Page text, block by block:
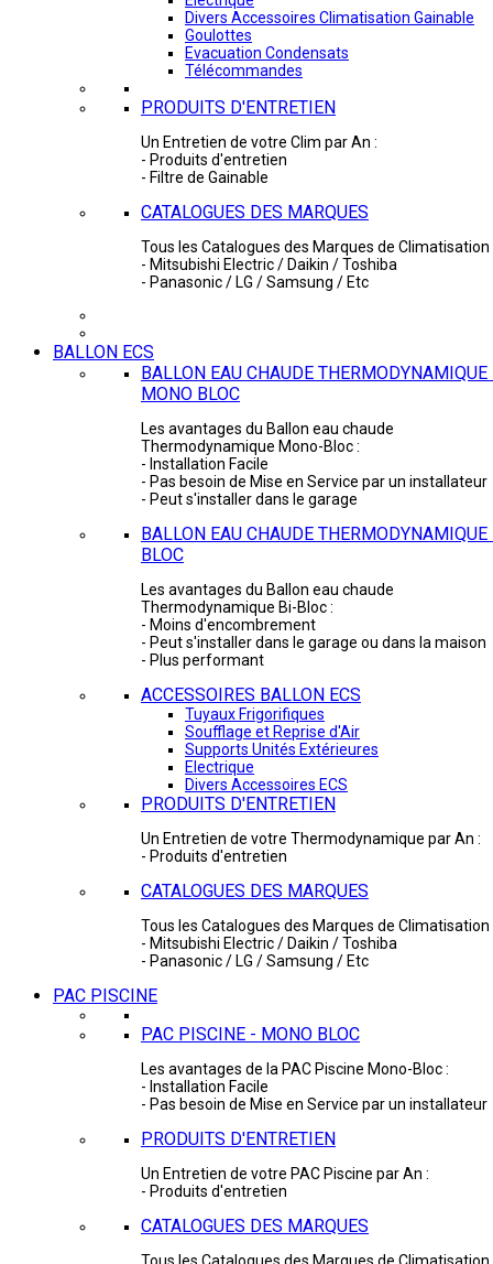
Divers Accessoires Climatisation Gainable
Goulottes
Evacuation Condensats
Télécommandes
PRODUITS D'ENTRETIEN
Un Entretien de votre Clim par An :
- Produits d'entretien
- Filtre de Gainable
CATALOGUES DES MARQUES
Tous les Catalogues des Marques de Climatisation
- Mitsubishi Electric / Daikin / Toshiba
- Panasonic / LG / Samsung / Etc
BALLON ECS
BALLON EAU CHAUDE THERMODYNAMIQUE
MONO BLOC
Les avantages du Ballon eau chaude
Thermodynamique Mono-Bloc :
- Installation Facile
- Pas besoin de Mise en Service par un installateur
- Peut s'installer dans le garage
BALLON EAU CHAUDE
BLOC
Les avantages du Ballon eau chaude
Thermodynamique Bi-Bloc :
- Moins d'encombrement
- Peut s'installer dans le garage ou dans la maison
- Plus performant
ACCESSOIRES BALLON ECS
Tuyaux Frigorifiques
Soufflage et Reprise d'Air
Supports Unités Extérieures
Electrique
Divers Accessoires ECS
PRODUITS D'ENTRETIEN
Un Entretien de votre Thermodynamique par An :
- Produits d'entretien
CATALOGUES DES MARQUES
Tous les Catalogues des Marques de Climatisation
- Mitsubishi Electric / Daikin / Toshiba
- Panasonic / LG / Samsung / Etc
PAC PISCINE
PAC PISCINE - MONO BLOC
Les avantages de la PAC Piscine Mono-Bloc :
- Installation Facile
- Pas besoin de Mise en Service par un installateur
PRODUITS D'ENTRETIEN
Un Entretien de votre PAC Piscine par An :
- Produits d'entretien
CATALOGUES DES MARQUES